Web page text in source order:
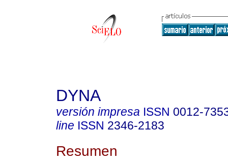
DYNA
versión impresa ISSN 0012-
line ISSN 2346-2183
Resumen